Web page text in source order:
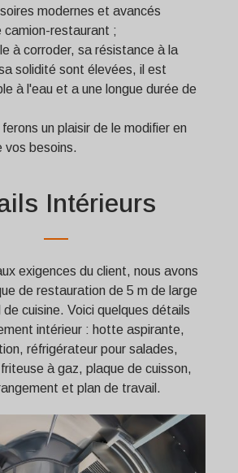
modernes et avancés
camion-restaurant ;
à corroder, sa résistance à la
solidité sont élevées, il est
à l'eau et a une longue durée de
ferons un plaisir de le modifier en
vos besoins.
Intérieurs
exigences du client, nous avons
de restauration de 5 m de large
cuisine. Voici quelques détails
intérieur : hotte aspirante,
réfrigérateur pour salades,
à gaz, plaque de cuisson,
et plan de travail.